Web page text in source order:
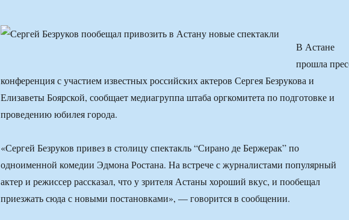
В Астане
прошла
конференция с участием известных российских актеров Сергея Безрукова и
Елизаветы Боярской, сообщает медиагруппа штаба оргкомитета по подготовке и
проведению юбилея города.
«Сергей Безруков привез в столицу спектакль “Сирано де Бержерак” по
одноименной комедии Эдмона Ростана. На встрече с журналистами популярный
актер и режиссер рассказал, что у зрителя Астаны хороший вкус, и пообещал
приезжать сюда с новыми постановками», — говорится в сообщении.